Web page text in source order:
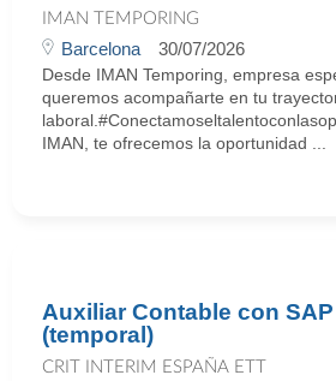
IMAN TEMPORING
Barcelona 30/07/2026
Desde IMAN Temporing, empresa
queremos acompañarte en tu
IMAN, te ofrecemos la oportunidad ...
Auxiliar Contable con SAP
(temporal)
CRIT INTERIM ESPAÑA ETT